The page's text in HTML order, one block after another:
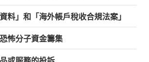
料」和「海外帳戶稅收合規法案」
怖分子資金籌集